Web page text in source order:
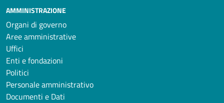
AMMINISTRAZIONE
Organi di governo
Aree amministrative
Uffici
Enti e fondazioni
Politici
Personale amministrativo
Documenti e Dati